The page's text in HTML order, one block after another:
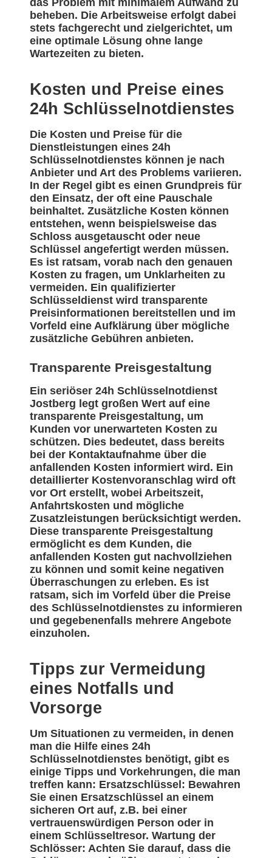
das Problem mit minimalem Aufwand zu
beheben. Die Arbeitsweise erfolgt dabei
stets fachgerecht und zielgerichtet, um
eine optimale Lösung ohne lange
Wartezeiten zu bieten.
Kosten und Preise eines
24h Schlüsselnotdienstes
Die Kosten und Preise für die
Dienstleistungen eines 24h
Schlüsselnotdienstes können je nach
Anbieter und Art des Problems variieren.
In der Regel gibt es einen Grundpreis für
den Einsatz, der oft eine Pauschale
beinhaltet. Zusätzliche Kosten können
entstehen, wenn beispielsweise das
Schloss ausgetauscht oder neue
Schlüssel angefertigt werden müssen.
Es ist ratsam, vorab nach den genauen
Kosten zu fragen, um Unklarheiten zu
vermeiden. Ein qualifizierter
Schlüsseldienst wird transparente
Preisinformationen bereitstellen und im
Vorfeld eine Aufklärung über mögliche
zusätzliche Gebühren anbieten.
Transparente Preisgestaltung
Ein seriöser 24h Schlüsselnotdienst
Jostberg legt großen Wert auf eine
transparente Preisgestaltung, um
Kunden vor unerwarteten Kosten zu
schützen. Dies bedeutet, dass bereits
bei der Kontaktaufnahme über die
anfallenden Kosten informiert wird. Ein
detaillierter Kostenvoranschlag wird oft
vor Ort erstellt, wobei Arbeitszeit,
Anfahrtskosten und mögliche
Zusatzleistungen berücksichtigt werden.
Diese transparente Preisgestaltung
ermöglicht es dem Kunden, die
anfallenden Kosten gut nachvollziehen
zu können und somit keine negativen
Überraschungen zu erleben. Es ist
ratsam, sich im Vorfeld über die Preise
des Schlüsselnotdienstes zu informieren
und gegebenenfalls mehrere Angebote
einzuholen.
Tipps zur Vermeidung
eines Notfalls und
Vorsorge
Um Situationen zu vermeiden, in denen
man die Hilfe eines 24h
Schlüsselnotdienstes benötigt, gibt es
einige Tipps und Vorkehrungen, die man
treffen kann: Ersatzschlüssel: Bewahren
Sie einen Ersatzschlüssel an einem
sicheren Ort auf, z.B. bei einer
vertrauenswürdigen Person oder in
einem Schlüsseltresor. Wartung der
Schlösser: Achten Sie darauf, dass die